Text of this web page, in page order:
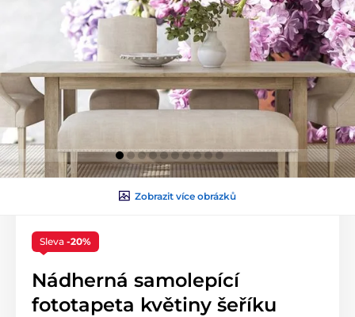
Zobrazit více obrázků
Sleva -20%
Nádherná samolepící
fototapeta květiny šeříku